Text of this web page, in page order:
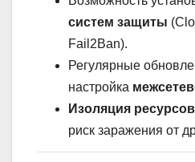
систем защиты
Fail2Ban).
Регулярные
настройка
Изоляция ресурсов
риск заражения от